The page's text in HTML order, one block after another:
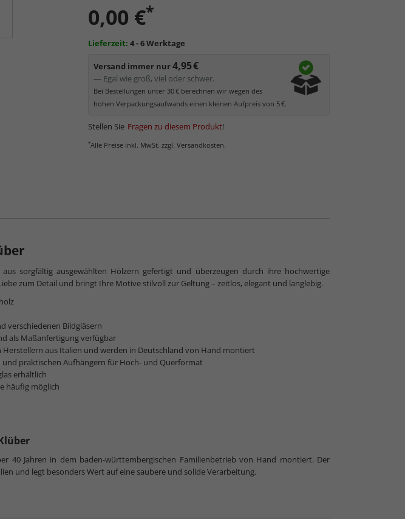
0,00 €*
Lieferzeit: 4 - 6 Werktage
Versand immer nur4,95 €
— Egal wie groß, viel oder schwer.
Bei Bestellungen unter 30 € berechnen wir wegen des
hohen Verpackungsaufwands einen kleinen Aufpreis von 5 €.
Stellen Sie Fragen zu diesem Produkt!
*Alle Preise inkl. MwSt. zzgl. Versandkosten.
sorgfältig ausgewählten Hölzern gefertigt und überzeugen durch ihre hochwertige
zum Detail und bringt Ihre Motive stilvoll zur Geltung – zeitlos, elegant und langlebig.
verschiedenen Bildgläsern
als Maßanfertigung verfügbar
aus Italien und werden in Deutschland von Hand montiert
praktischen Aufhängern für Hoch- und Querformat
erhältlich
häufig möglich
40 Jahren in dem baden-württembergischen Familienbetrieb von Hand montiert. Der
und legt besonders Wert auf eine saubere und solide Verarbeitung.